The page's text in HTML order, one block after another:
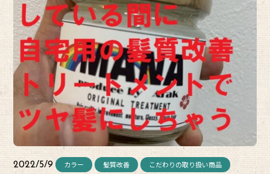
2022/5/9 カラー 髪質改善 こだわりの取り扱い商品